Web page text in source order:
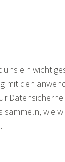
ein
mit den
wie